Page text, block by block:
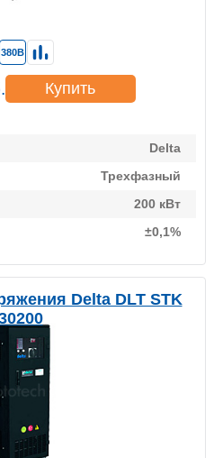
Delta
Трехфазный
200 кВт
±0,1%
380В
Купить
Delta DLT STK